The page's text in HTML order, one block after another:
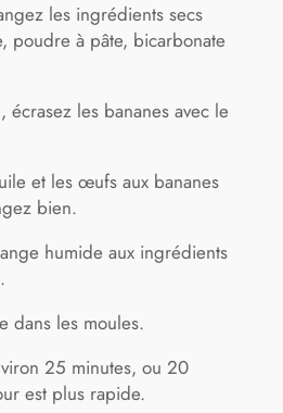
les ingrédients secs
poudre à pâte, bicarbonate
écrasez les bananes avec le
et les œufs aux bananes
bien.
humide aux ingrédients
dans les moules.
25 minutes, ou 20
est plus rapide.